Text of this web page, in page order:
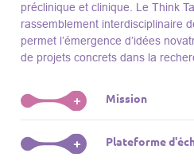
préclinique et clinique. Le Think
rassemblement interdisciplinaire
permet l’émergence d’idées
de projets concrets dans la
+ Mission
Le Think Tank initie des projets,
R&D, identifie des porteurs et
+ Plateforme